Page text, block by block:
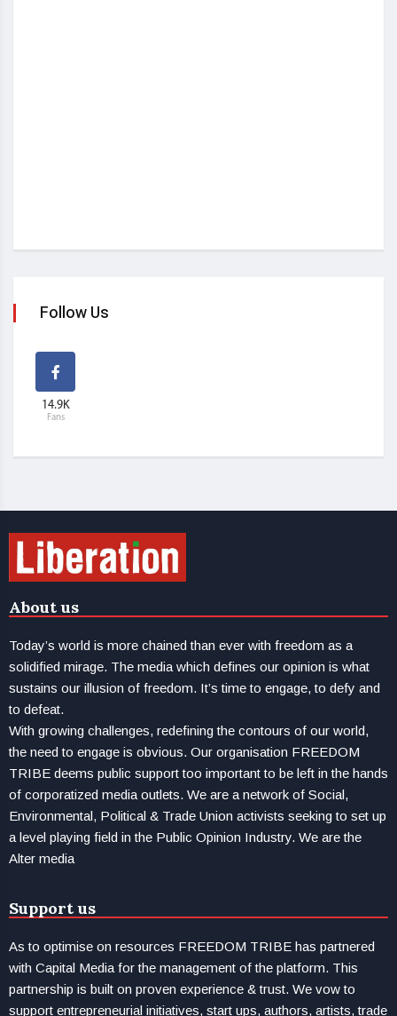
Follow Us
14.9K
Fans
About us
Today’s world is more chained than ever with freedom as a
solidified mirage. The media which defines our opinion is what
sustains our illusion of freedom. It’s time to engage, to defy and
to defeat.
With growing challenges, redefining the contours of our world,
the need to engage is obvious. Our organisation FREEDOM
TRIBE deems public support too important to be left in the hands
of corporatized media outlets. We are a network of Social,
Environmental, Political & Trade Union activists seeking to set up
a level playing field in the Public Opinion Industry. We are the
Alter media
Support us
As to optimise on resources FREEDOM TRIBE has partnered
with Capital Media for the management of the platform. This
partnership is built on proven experience & trust. We vow to
support entrepreneurial initiatives, start ups, authors, artists, trade